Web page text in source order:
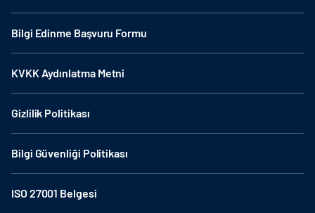
Bilgi Edinme Başvuru Formu
KVKK Aydınlatma Metni
Gizlilik Politikası
Bilgi Güvenliği Politikası
ISO 27001 Belgesi